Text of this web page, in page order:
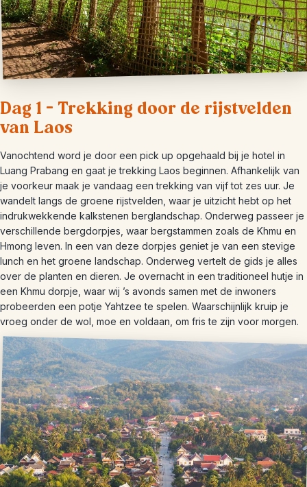
Dag 1 – Trekking door de rijstvelden
van Laos
Vanochtend word je door een pick up opgehaald bij je hotel in
Luang Prabang en gaat je trekking Laos beginnen. Afhankelijk van
je voorkeur maak je vandaag een trekking van vijf tot zes uur. Je
wandelt langs de groene rijstvelden, waar je uitzicht hebt op het
indrukwekkende kalkstenen berglandschap. Onderweg passeer je
verschillende bergdorpjes, waar bergstammen zoals de Khmu en
Hmong leven. In een van deze dorpjes geniet je van een stevige
lunch en het groene landschap. Onderweg vertelt de gids je alles
over de planten en dieren. Je overnacht in een traditioneel hutje in
een Khmu dorpje, waar wij ’s avonds samen met de inwoners
probeerden een potje Yahtzee te spelen. Waarschijnlijk kruip je
vroeg onder de wol, moe en voldaan, om fris te zijn voor morgen.